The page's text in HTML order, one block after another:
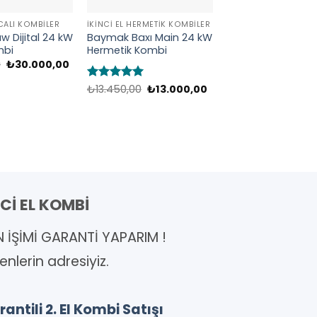
KOMBILER
Dijital 24 kW
Orijinal
₺30.000,00
andaki
fiyat:
₺30.000,00.
İKINCI EL HERMETIK KOMBILER
Baymak Baxı Main 24 kW
Hermetik Kombi
5 üzerinden
₺13.450,00 Orijinal
₺13.000,00
EL KOMBİ
İŞİMİ GARANTİ YAPARIM !
adresiyiz.
2. El Kombi Satışı